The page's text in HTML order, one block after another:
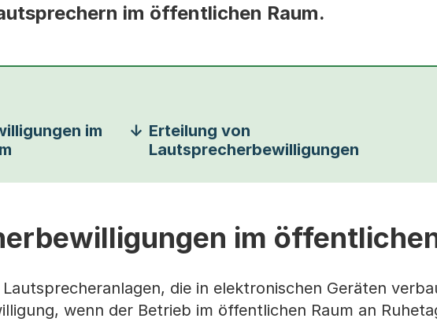
im öffentlichen Raum.
im
Erteilung von
Lautsprecherbewilligungen
im
die in elektronischen Geräten
wenn der Betrieb im öffentlichen Raum an